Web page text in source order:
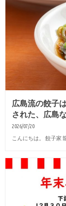
広島流の餃子
された、広島
2026/07/20
こんにちは。 餃子家